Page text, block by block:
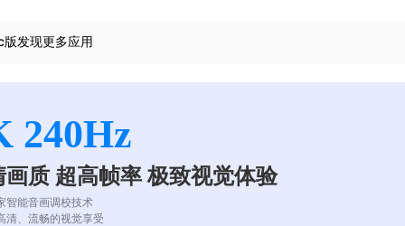
发现更多应用
240Hz
画质 超高帧率 极致视觉体验
智能音画调校技术
清、流畅的视觉享受